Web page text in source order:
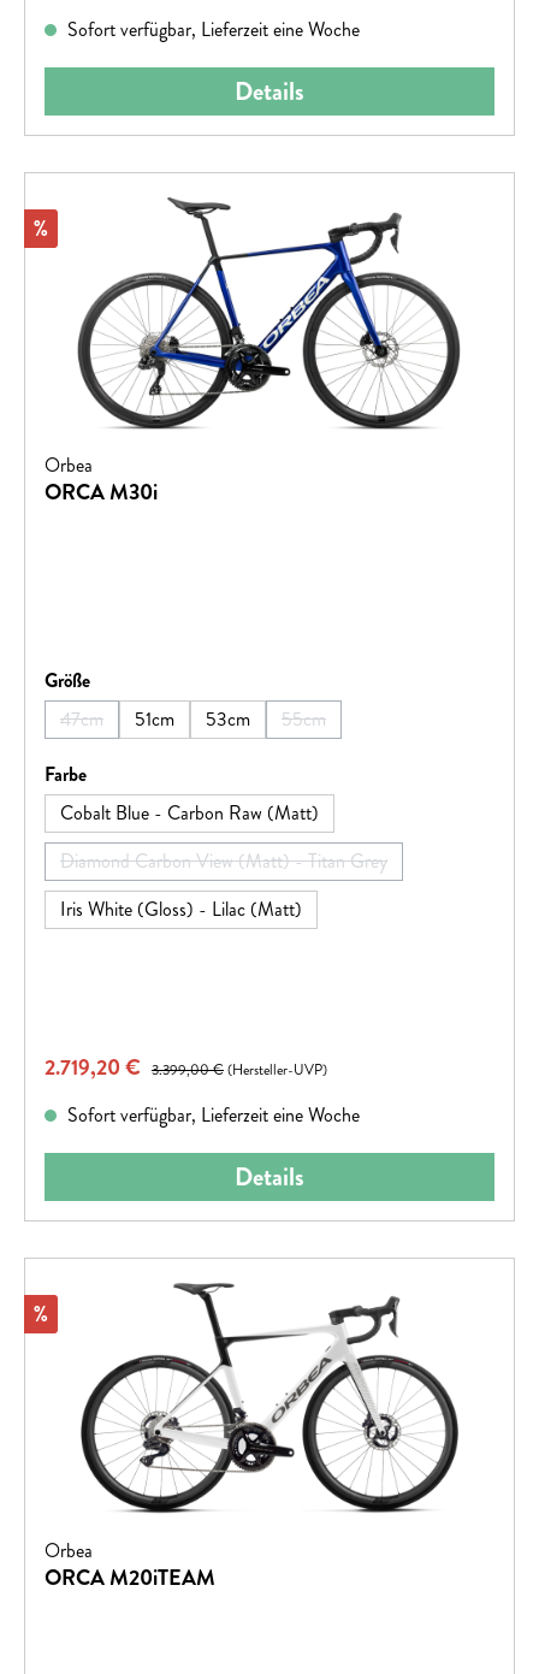
Sofort verfügbar, Lieferzeit eine Woche
Details
Rabatt
%
Orbea
ORCA M30i
Größeauswählen
47cm
(Diese Option ist zurzeit nicht verfügbar.)
51cm 53cm 55cm
(Diese Option ist zurzeit nicht
Farbeauswählen
Cobalt Blue - Carbon Raw (Matt)
Diamond Carbon View (Matt) - Titan Grey
(Diese Option ist zurzeit nicht verfügbar.)
Iris White (Gloss) - Lilac (Matt)
Verkaufspreis:
2.719,20 € Regulärer Preis:
3.399,00 €(Hersteller-UVP)
Sofort verfügbar, Lieferzeit eine Woche
Details
Rabatt
%
Orbea
ORCA M20iTEAM